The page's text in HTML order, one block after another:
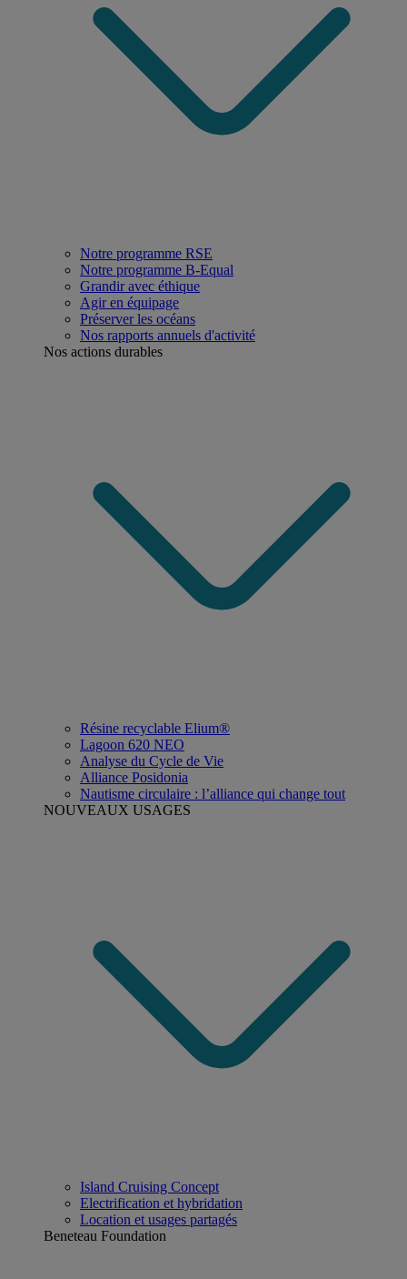
Notre programme RSE
Notre programme B-Equal
Grandir avec éthique
Agir en équipage
Préserver les océans
Nos rapports annuels d'activité
Nos actions durables
Résine recyclable Elium®
Lagoon 620 NEO
Analyse du Cycle de Vie
Alliance Posidonia
Nautisme circulaire : l’alliance qui change tout
NOUVEAUX USAGES
Island Cruising Concept
Electrification et hybridation
Location et usages partagés
Beneteau Foundation